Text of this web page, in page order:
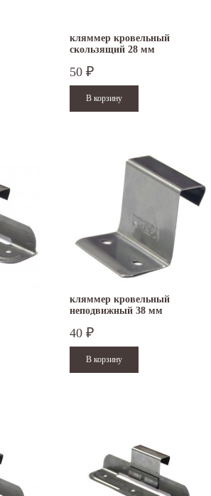
кляммер кровельный
скользящий 28 мм
50 ₽
кляммер кровельный
неподвижный 38 мм
40 ₽